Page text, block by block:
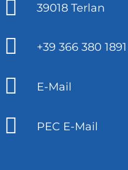
39018 Terlan
+39 366 380 1891
E-Mail
PEC E-Mail